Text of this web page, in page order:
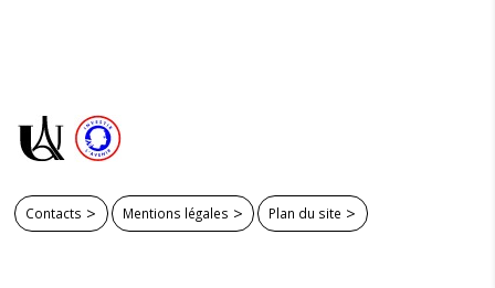
Contacts Mentions légales Plan du site